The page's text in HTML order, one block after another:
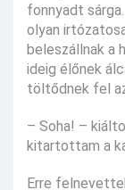
fonnyadt
olyan
beleszállnak a
ideig élőnek
töltődnek fel az
– Soha! –
kitartottam a
Erre